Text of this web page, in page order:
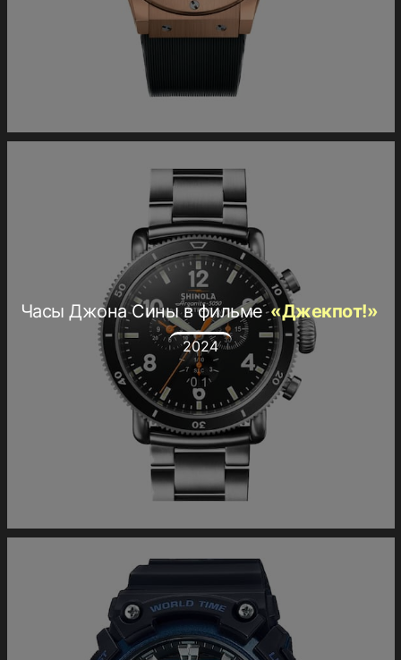
Часы Джона Сины в фильме«Джекпот!»
2024